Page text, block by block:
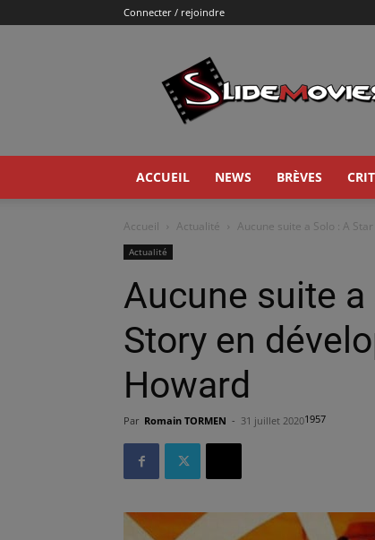
Connecter / rejoindre
ACCUEIL NEWS BRÈVES
Accueil Actualité Aucune suite a Solo : A
Actualité
Aucune suite a
Story en
Howard
Par Romain TORMEN - 31 juillet 20201957